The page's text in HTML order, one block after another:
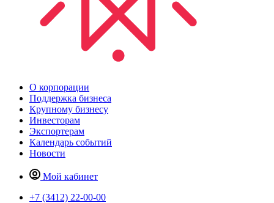
О корпорации
Поддержка бизнеса
Крупному бизнесу
Инвесторам
Экспортерам
Календарь событий
Новости
Мой кабинет
+7 (3412) 22-00-00